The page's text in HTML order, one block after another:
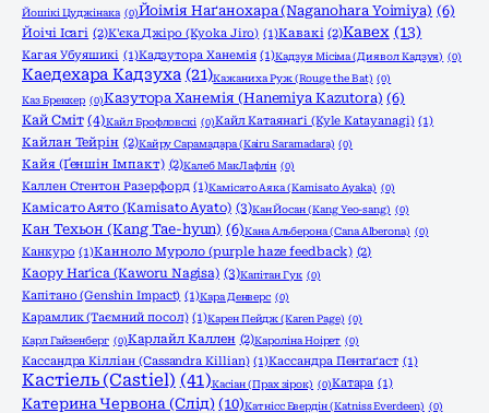
Йошікі Цуджінака (0)Йоімія Наґанохара (Naganohara Yoimiya) (6)
Йоічі Ісагі (2)К'єка Джіро (Kyoka Jiro) (1)Кавакі (2)Кавех (13)
Кагая Убуяшикі (1)Кадзутора Ханемія (1)Кадзуя Місіма (Диявол Кадзуя) (0)
Каедехара Кадзуха (21)Кажаниха Руж (Rouge the Bat) (0)
Каз Бреккер (0)Казутора Ханемія (Hanemiya Kazutora) (6)
Кай Сміт (4)Кайл Брофловскі (0)Кайл Катаянаґі (Kyle Katayanagi) (1)
Кайлан Тейрін (2)Кайру Сарамадара (Kairu Saramadara) (0)
Кайя (Ґеншін Імпакт) (2)Калеб МакЛафлін (0)
Каллен Стентон Разерфорд (1)Камісато Аяка (Kamisato Ayaka) (0)
Камісато Аято (Kamisato Ayato) (3)Кан Йосан (Kang Yeo-sang) (0)
Кан Техьон (Kang Tae-hyun) (6)Кана Альберона (Cana Alberona) (0)
Канкуро (1)Канноло Муроло (purple haze feedback) (2)
Каору Наґіса (Kaworu Nagisa) (3)Капітан Гук (0)
Капітано (Genshin Impact) (1)Кара Денверс (0)
Карамлик (Таємний посол) (1)Карен Пейдж (Karen Page) (0)
Карл Гайзенберг (0)Карлайл Каллен (2)Кароліна Ноірет (0)
Кассандра Кілліан (Cassandra Killian) (1)Кассандра Пентаґаст (1)
Кастіель (Castiel) (41)Касіан (Прах зірок) (0)Катара (1)
Катерина Червона (Слід) (10)Катнісс Евердін (Katniss Everdeen) (0)